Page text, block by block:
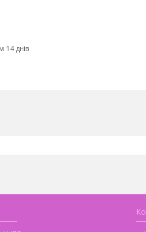
14 днів